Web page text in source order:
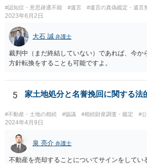
の地域等の弁護士に直接相談してみるのが望ま
【参考】民法 （遺留分侵害額の請求） 第千四
びその承継人は、受遺者（特定財産承継遺言に
相続分の指定を受けた相続人を含む。以下この
は受贈者に対し、遺留分侵害額に相当する金銭
ができる。
#認知症・意思疎通不能 #遺言 #遺言の真偽鑑定・遺言
2023年6月2日
大石 誠 弁護士
裁判中（まだ終結していない）であれば、今か
方針転換をすることも可能ですよ。
5 家土地処分と名誉挽回に関する法
#不動産・土地の相続 #協議 #相続財産調査・鑑定 #
2024年4月9日
泉 亮介 弁護士
不動産を売却することについてサインをしてい